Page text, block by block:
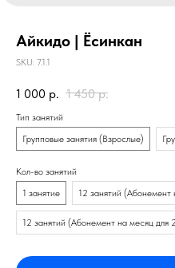
Айкидо | Ёсинкан
SKU: 7.1.1
1 000 р. 1 450 р.
Тип занятий
Групповые занятия (Взрослые)
Кол-во занятий
1 занятие
12 занятий (Абонемент
12 занятий (Абонемент на месяц для